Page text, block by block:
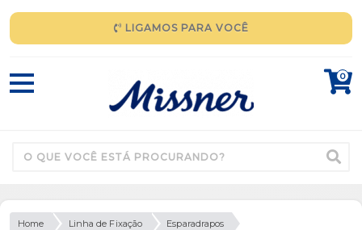
LIGAMOS PARA VOCÊ
0
Home Linha de Fixação
Esparadrapos